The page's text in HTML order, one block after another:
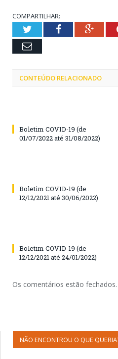
COMPARTILHAR:
TwitterFacebook
Email
CONTEÚDO RELACIONADO
Boletim COVID-19 (de
01/07/2022 até 31/08/2022)
Boletim COVID-19 (de
12/12/2021 até 30/06/2022)
Boletim COVID-19 (de
12/12/2021 até 24/01/2022)
Os comentários estão fechados.
NÃO ENCONTROU O QUE